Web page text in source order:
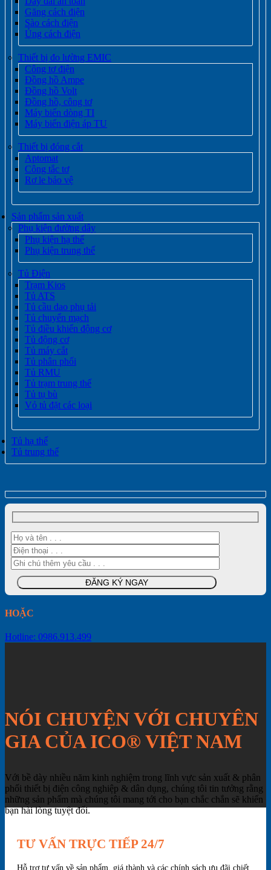
Găng cách điện
Sào cách điện
Ủng cách điện
Thiết bị đo lường EMIC
Công tơ điện
Đồng hồ Ampe
Đồng hồ Volt
Đồng hồ, công tơ
Máy biến dòng TI
Máy biến điện áp TU
Thiết bị đóng cắt
Aptomat
Công tắc tơ
Rơ le bảo vệ
Sản phẩm sản xuất
Phụ kiện đường dây
Phụ kiện hạ thế
Phụ kiện trung thế
Tủ Điện
Trạm Kios
Tủ ATS
Tủ cầu dao phụ tải
Tủ chuyển mạch
Tủ điều khiển động cơ
Tủ động cơ
Tủ máy cắt
Tủ phân phối
Tủ RMU
Tủ trạm trung thế
Tủ tụ bù
Vỏ tủ đặt các loại
Tủ hạ thế
Tủ trung thế
HOẶC
Hotline: 0986.913.499
NÓI CHUYỆN VỚI CHUYÊN
GIA CỦA ICO® VIỆT NAM
Với bề dày nhiều năm kinh nghiệm trong lĩnh vực sản xuất & phân
phối thiết bị điện công nghiệp & dân dụng, chúng tôi tin tưởng rằng
những sản phẩm mà chúng tôi mang tới cho bạn chắc chắn sẽ khiến
bạn hài lòng tuyệt đối.
TƯ VẤN TRỰC TIẾP 24/7
Hỗ trợ tư vấn về sản phẩm, giá thành và các chính sách ưu đãi chiết